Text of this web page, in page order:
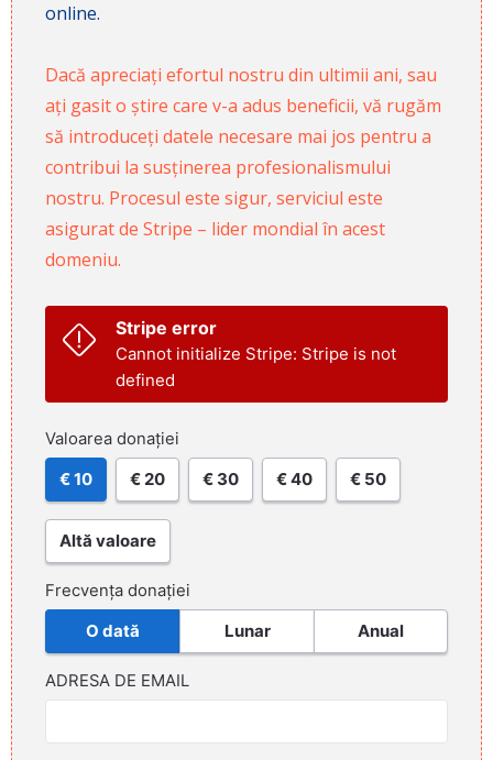
online.
Dacă apreciați efortul nostru din ultimii ani, sau
ați gasit o știre care v-a adus beneficii, vă rugăm
să introduceți datele necesare mai jos pentru a
contribui la susținerea profesionalismului
nostru. Procesul este sigur, serviciul este
asigurat de Stripe – lider mondial în acest
domeniu.
Stripe error
Cannot initialize Stripe: Stripe is not
defined
Valoarea donației
€ 10 € 20 € 30 € 40 € 50
Altă valoare
Frecvența donației
O dată Lunar Anual
ADRESA DE EMAIL